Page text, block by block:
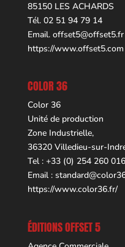
85150 LES ACHARDS
Tél. 02 51 94 79 14
Email. offset5@offset5.fr
https://www.offset5.com
COLOR 36
Color 36
Unité de production
Zone Industrielle,
36320 Villedieu-sur-
Tel : +33 (0) 254 260 016
Email :
https://www.color36.fr/
ÉDITIONS OFFSET 5